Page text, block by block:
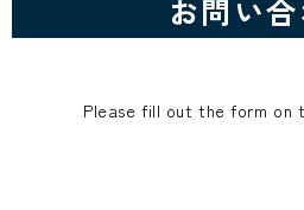
お問い
Please fill out the form on